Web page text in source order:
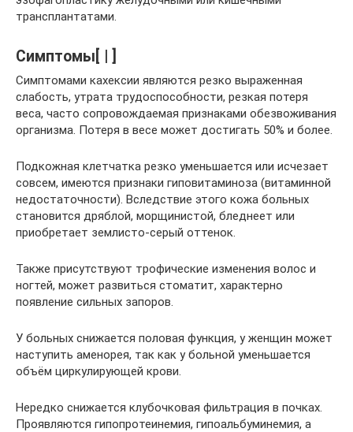
трансплантатами.
Симптомы[ | ]
Симптомами кахексии являются резко выраженная
слабость, утрата трудоспособности, резкая потеря
веса, часто сопровождаемая признаками обезвоживания
организма. Потеря в весе может достигать 50% и более.
Подкожная клетчатка резко уменьшается или исчезает
совсем, имеются признаки гиповитаминоза (витаминной
недостаточности). Вследствие этого кожа больных
становится дряблой, морщинистой, бледнеет или
приобретает землисто-серый оттенок.
Также присутствуют трофические изменения волос и
ногтей, может развиться стоматит, характерно
появление сильных запоров.
У больных снижается половая функция, у женщин может
наступить аменорея, так как у больной уменьшается
объём циркулирующей крови.
Нередко снижается клубочковая фильтрация в почках.
Проявляются гипопротеинемия, гипоальбуминемия, а